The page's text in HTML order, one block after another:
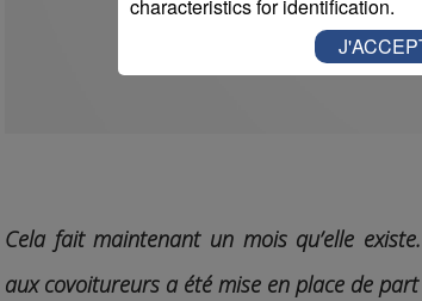
Cela fait maintenant un mois qu’elle existe.
aux covoitureurs a été mise en place de
characteristics for identification.